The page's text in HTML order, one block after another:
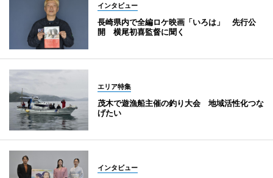
インタビュー
長崎県内で全編ロケ映画「いろは」 先行公
開 横尾初喜監督に聞く
エリア特集
茂木で遊漁船主催の釣り大会 地域活性化つな
げたい
インタビュー